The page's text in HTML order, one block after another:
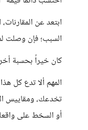
ابتعد عن
السبب؛ فإن وصلت
كان خيراً بحسبة
المهم ألا تدع كل
تخدعك، ومقاييس
أو السخط على